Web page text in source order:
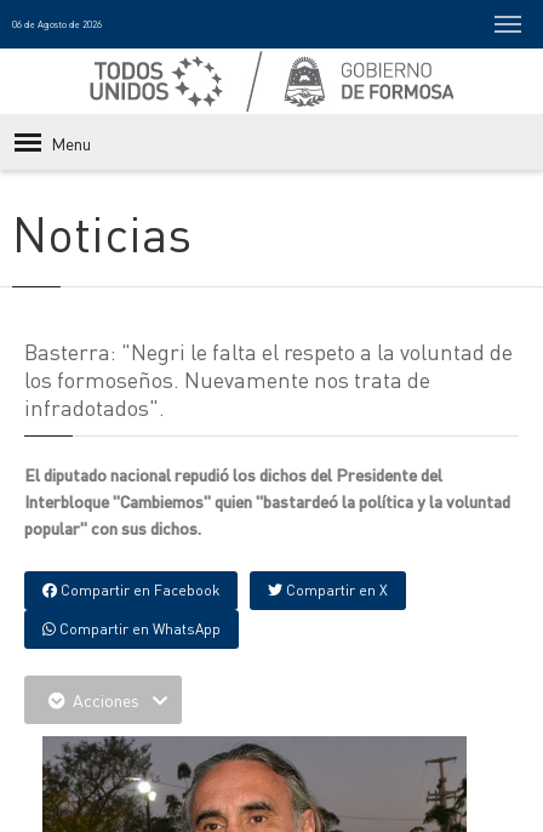
06 de Agosto de 2026
Menu
Noticias
Basterra: "Negri le falta el respeto a la voluntad de
los formoseños. Nuevamente nos trata de
infradotados".
El diputado nacional repudió los dichos del Presidente del
Interbloque "Cambiemos" quien "bastardeó la política y la voluntad
popular" con sus dichos.
Compartir en Facebook Compartir en X
Compartir en WhatsApp
Acciones